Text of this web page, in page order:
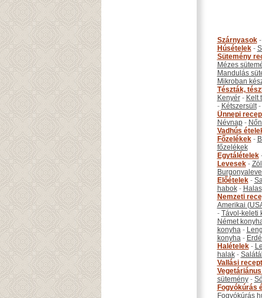
Szárnyasok-
Húsételek-
Sütemény
Mézes
Mandulás
Mikroban
Tészták,
Kenyér- Kelt
- Kétszersült-
Ünnepi
Névnap-
Vadhús
Főzelékek-
főzelékek
Egytálételek
Levesek-
Előételek-
habok- Halas
Nemzeti
Amerikai
- Távol-keleti
Német
konyha-
konyha-
Halételek-
halak-
Vallási
sütemény-
Fogyókúrás
Fogyókúrás